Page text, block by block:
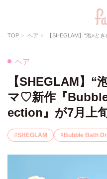
TOP ヘア 【SHEGLAM】“泡×ときめき”がテーマ♡
ヘア
【SHEGLAM】“
マ♡新作『
ection』が7月上
SHEGLAM Bubble Bath